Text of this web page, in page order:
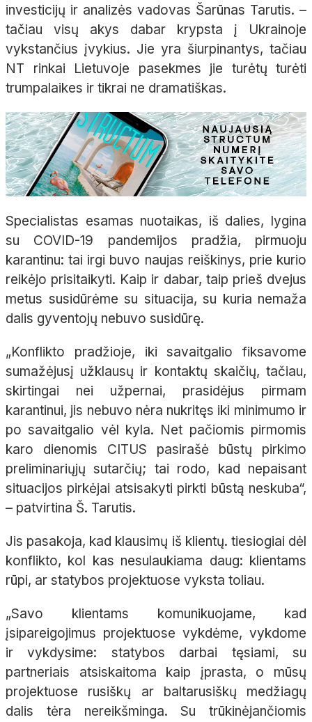
investicijų ir analizės vadovas Šarūnas Tarutis. –
tačiau visų akys dabar krypsta į Ukrainoje
vykstančius įvykius. Jie yra šiurpinantys, tačiau
NT rinkai Lietuvoje pasekmes jie turėtų turėti
trumpalaikes ir tikrai ne dramatiškas.
Specialistas esamas nuotaikas, iš dalies, lygina
su COVID-19 pandemijos pradžia, pirmuoju
karantinu: tai irgi buvo naujas reiškinys, prie kurio
reikėjo prisitaikyti. Kaip ir dabar, taip prieš dvejus
metus susidūrėme su situacija, su kuria nemaža
dalis gyventojų nebuvo susidūrę.
„Konflikto pradžioje, iki savaitgalio fiksavome
sumažėjusį užklausų ir kontaktų skaičių, tačiau,
skirtingai nei užpernai, prasidėjus pirmam
karantinui, jis nebuvo nėra nukritęs iki minimumo ir
po savaitgalio vėl kyla. Net pačiomis pirmomis
karo dienomis CITUS pasirašė būstų pirkimo
preliminariųjų sutarčių; tai rodo, kad nepaisant
situacijos pirkėjai atsisakyti pirkti būstą neskuba“,
– patvirtina Š. Tarutis.
Jis pasakoja, kad klausimų iš klientų. tiesiogiai dėl
konflikto, kol kas nesulaukiama daug: klientams
rūpi, ar statybos projektuose vyksta toliau.
„Savo klientams komunikuojame, kad
įsipareigojimus projektuose vykdėme, vykdome
ir vykdysime: statybos darbai tęsiami, su
partneriais atsiskaitoma kaip įprasta, o mūsų
projektuose rusiškų ar baltarusiškų medžiagų
dalis tėra nereikšminga. Su trūkinėjančiomis